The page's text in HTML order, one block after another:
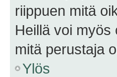
riippuen mitä
Heillä voi myös
mitä perustaja
Ylös